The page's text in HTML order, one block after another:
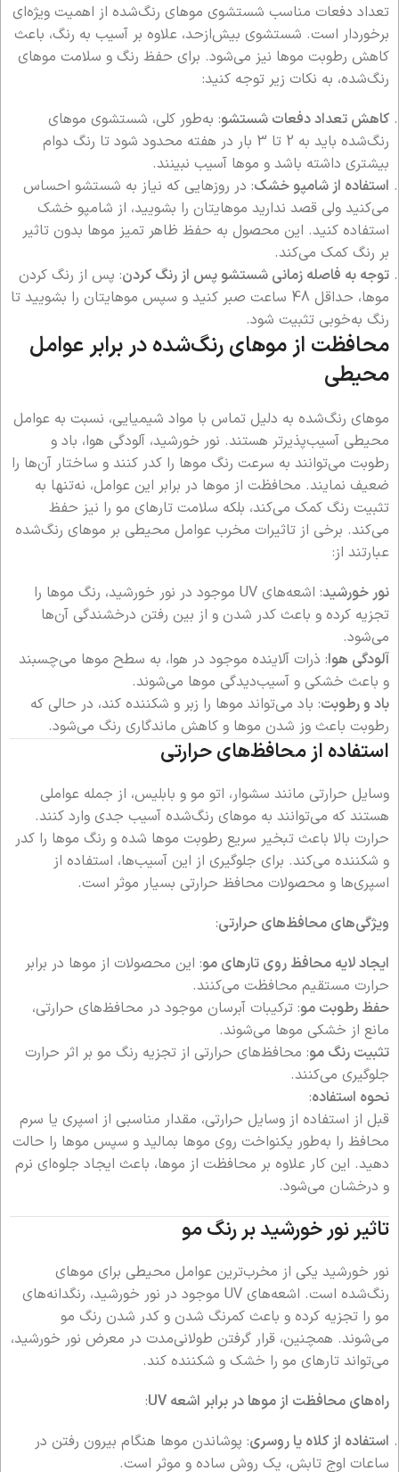
تعداد دفعات مناسب شستشوی موهای رنگ‌شده از اهمیت ویژه‌ای
برخوردار است. شستشوی بیش‌ازحد، علاوه بر آسیب به رنگ، باعث
کاهش رطوبت موها نیز می‌شود. برای حفظ رنگ و سلامت موهای
رنگ‌شده، به نکات زیر توجه کنید:
کاهش تعداد دفعات شستشو: به‌طور کلی، شستشوی موهای
رنگ‌شده باید به 2 تا 3 بار در هفته محدود شود تا رنگ دوام
بیشتری داشته باشد و موها آسیب نبینند.
استفاده از شامپو خشک: در روزهایی که نیاز به شستشو احساس
می‌کنید ولی قصد ندارید موهایتان را بشویید، از شامپو خشک
استفاده کنید. این محصول به حفظ ظاهر تمیز موها بدون تاثیر
بر رنگ کمک می‌کند.
توجه به فاصله زمانی شستشو پس از رنگ کردن: پس از رنگ کردن
موها، حداقل 48 ساعت صبر کنید و سپس موهایتان را بشویید تا
رنگ به‌خوبی تثبیت شود.
محافظت از موهای رنگ‌شده در برابر عوامل
محیطی
موهای رنگ‌شده به دلیل تماس با مواد شیمیایی، نسبت به عوامل
محیطی آسیب‌پذیرتر هستند. نور خورشید، آلودگی هوا، باد و
رطوبت می‌توانند به سرعت رنگ موها را کدر کنند و ساختار آن‌ها را
ضعیف نمایند. محافظت از موها در برابر این عوامل، نه‌تنها به
تثبیت رنگ کمک می‌کند، بلکه سلامت تارهای مو را نیز حفظ
می‌کند. برخی از تاثیرات مخرب عوامل محیطی بر موهای رنگ‌شده
عبارتند از:
نور خورشید
: اشعه‌های UV موجود در نور خورشید، رنگ موها را
تجزیه کرده و باعث کدر شدن و از بین رفتن درخشندگی آن‌ها
می‌شود.
آلودگی هوا: ذرات آلاینده موجود در هوا، به سطح موها می‌چسبند
و باعث خشکی و آسیب‌دیدگی موها می‌شوند.
باد و رطوبت: باد می‌تواند موها را زبر و شکننده کند، در حالی که
رطوبت باعث وز شدن موها و کاهش ماندگاری رنگ می‌شود.
استفاده از محافظ‌های حرارتی
وسایل حرارتی مانند سشوار، اتو مو و بابلیس، از جمله عواملی
هستند که می‌توانند به موهای رنگ‌شده آسیب جدی وارد کنند.
حرارت بالا باعث تبخیر سریع رطوبت موها شده و رنگ موها را کدر
و شکننده می‌کند. برای جلوگیری از این آسیب‌ها، استفاده از
اسپری‌ها و محصولات محافظ حرارتی بسیار موثر است.
ویژگی‌های محافظ‌های حرارتی:
ایجاد لایه محافظ روی تارهای مو: این محصولات از موها در برابر
حرارت مستقیم محافظت می‌کنند.
حفظ رطوبت مو: ترکیبات آبرسان موجود در محافظ‌های حرارتی،
مانع از خشکی موها می‌شوند.
تثبیت رنگ مو: محافظ‌های حرارتی از تجزیه رنگ مو بر اثر حرارت
جلوگیری می‌کنند.
نحوه استفاده:
قبل از استفاده از وسایل حرارتی، مقدار مناسبی از اسپری یا سرم
محافظ را به‌طور یکنواخت روی موها بمالید و سپس موها را حالت
دهید. این کار علاوه بر محافظت از موها، باعث ایجاد جلوه‌ای نرم
و درخشان می‌شود.
تاثیر نور خورشید بر رنگ مو
نور خورشید یکی از مخرب‌ترین عوامل محیطی برای موهای
رنگ‌شده است. اشعه‌های UV موجود در نور خورشید، رنگدانه‌های
مو را تجزیه کرده و باعث کمرنگ شدن و کدر شدن رنگ مو
می‌شوند. همچنین، قرار گرفتن طولانی‌مدت در معرض نور خورشید،
می‌تواند تارهای مو را خشک و شکننده کند.
راه‌های محافظت از موها در برابر اشعه UV
:
استفاده از کلاه یا روسری: پوشاندن موها هنگام بیرون رفتن در
ساعات اوج تابش، یک روش ساده و موثر است.